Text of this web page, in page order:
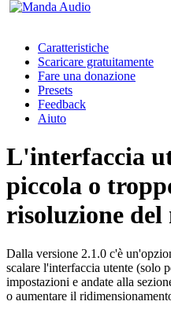
Caratteristiche
Scaricare gratuitamente
Fare una donazione
Presets
Feedback
Aiuto
L'interfaccia
piccola o
risoluzione del
Dalla versione 2.1.0 c'è
scalare l'interfaccia utente (solo
impostazioni e andate alla
o aumentare il